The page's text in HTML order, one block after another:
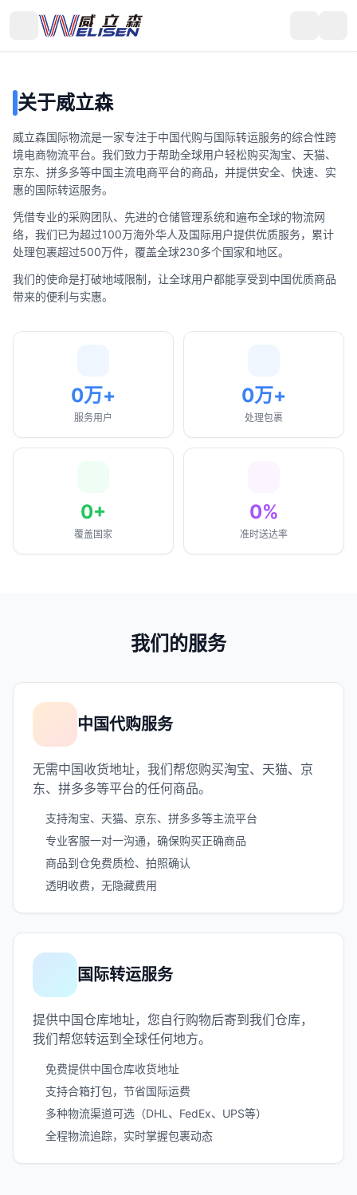
关于威立森
威立森国际物流是一家专注于中国代购与国际转运服务的综合性跨
境电商物流平台。我们致力于帮助全球用户轻松购买淘宝、天猫、
京东、拼多多等中国主流电商平台的商品，并提供安全、快速、实
惠的国际转运服务。
凭借专业的采购团队、先进的仓储管理系统和遍布全球的物流网
络，我们已为超过100万海外华人及国际用户提供优质服务，累计
处理包裹超过500万件，覆盖全球230多个国家和地区。
我们的使命是打破地域限制，让全球用户都能享受到中国优质商品
带来的便利与实惠。
0万+
服务用户
0万+
处理包裹
0+
覆盖国家
0%
准时送达率
我们的服务
中国代购服务
无需中国收货地址，我们帮您购买淘宝、天猫、京
东、拼多多等平台的任何商品。
支持淘宝、天猫、京东、拼多多等主流平台
专业客服一对一沟通，确保购买正确商品
商品到仓免费质检、拍照确认
透明收费，无隐藏费用
国际转运服务
提供中国仓库地址，您自行购物后寄到我们仓库，
我们帮您转运到全球任何地方。
免费提供中国仓库收货地址
支持合箱打包，节省国际运费
多种物流渠道可选（DHL、FedEx、UPS等）
全程物流追踪，实时掌握包裹动态